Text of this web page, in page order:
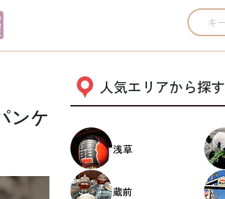
ンケ
人気エリアから探す
浅草
蔵前